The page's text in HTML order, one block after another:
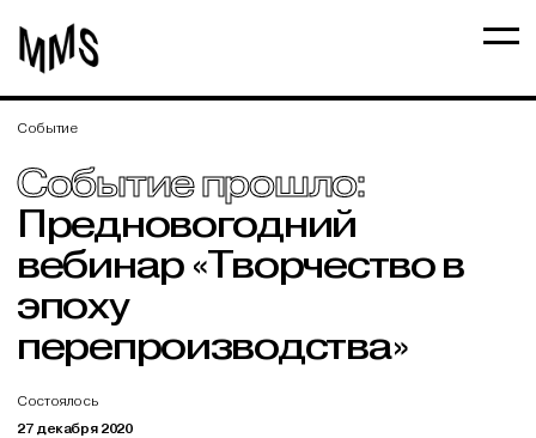
Событие
Событие прошло:
Предновогодний
вебинар «Творчество в
эпоху
перепроизводства»
Состоялось
27 декабря 2020